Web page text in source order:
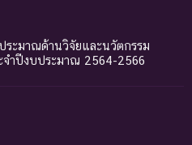
ะมาณด้านวิจัยและนวัตกรรม
จำปีงบประมาณ 2564-2566